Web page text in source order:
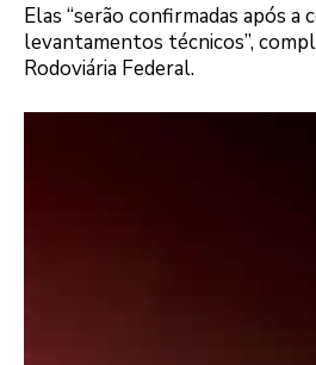
Elas “serão confirmadas após a
levantamentos técnicos”,
Rodoviária Federal.